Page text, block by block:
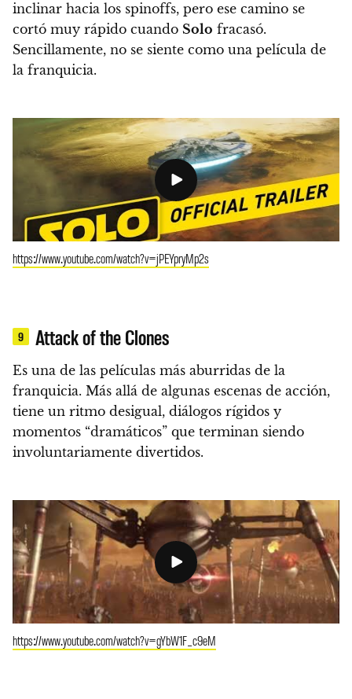
inclinar hacia los spinoffs, pero ese camino se
cortó muy rápido cuando Solo fracasó.
Sencillamente, no se siente como una película de
la franquicia.
https://www.youtube.com/watch?v=jPEYpryMp2s
9 Attack of the Clones
Es una de las películas más aburridas de la
franquicia. Más allá de algunas escenas de acción,
tiene un ritmo desigual, diálogos rígidos y
momentos “dramáticos” que terminan siendo
involuntariamente divertidos.
https://www.youtube.com/watch?v=gYbW1F_c9eM